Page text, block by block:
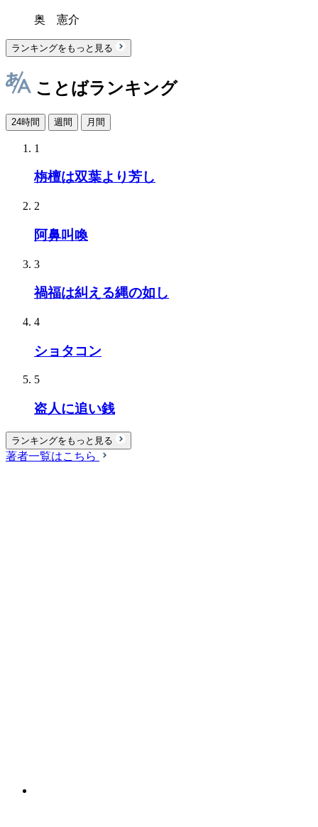
奥 憲介
ランキングをもっと見る
ことばランキング
24時間 週間 月間
1
栴檀は双葉より芳し
2
阿鼻叫喚
3
禍福は糾える縄の如し
4
ショタコン
5
盗人に追い銭
ランキングをもっと見る
著者一覧はこちら